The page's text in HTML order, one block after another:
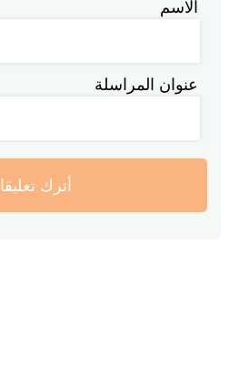
الاسم
عنوان المراسلة
أترك تعليقا